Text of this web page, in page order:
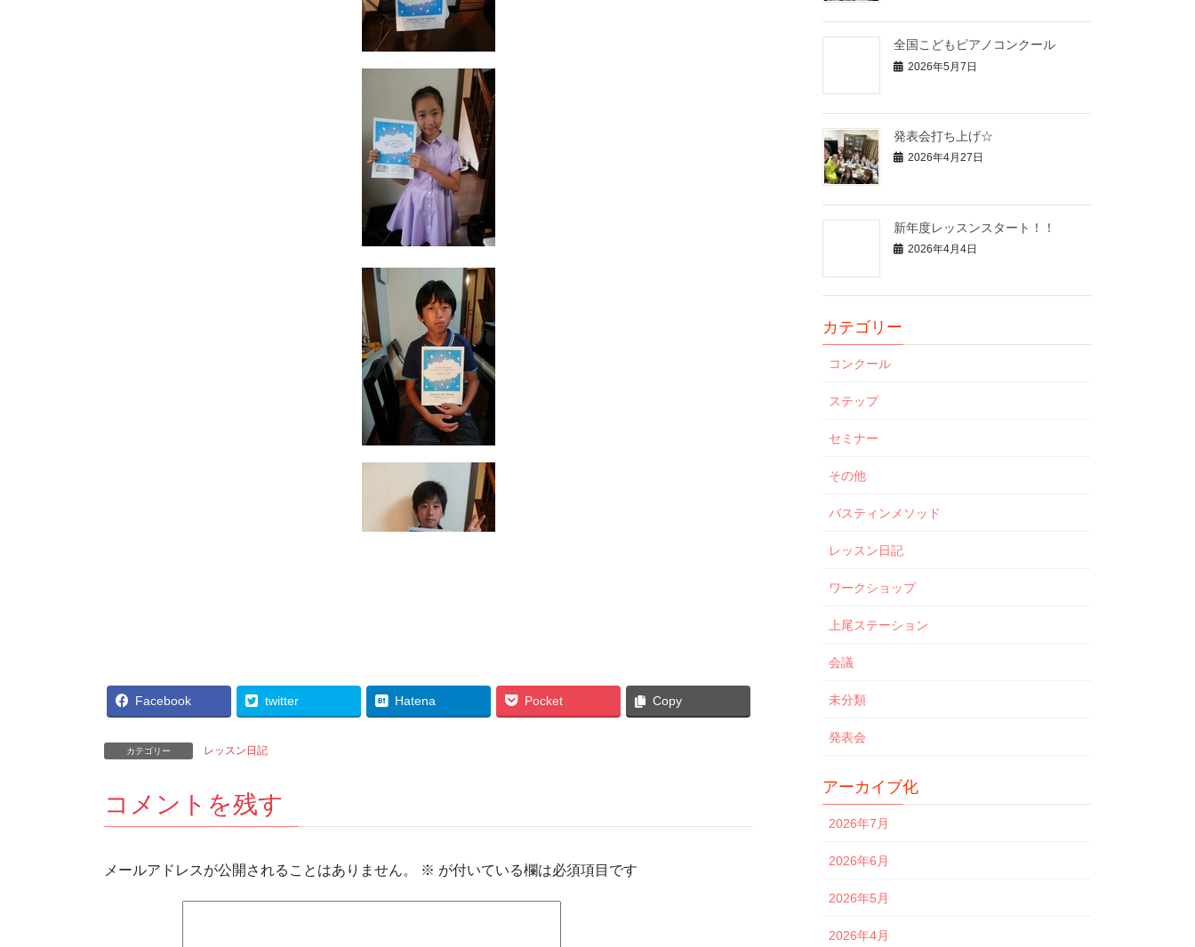
Facebook twitter Hatena Pocket Copy
カテゴリー レッスン日記
コメントを残す
メールアドレスが公開されることはありません。 ※ が付いている欄は必須項目です
全国こどもピアノコンクール
2026年5月7日
発表会打ち上げ☆
2026年4月27日
新年度レッスンスタート！！
2026年4月4日
カテゴリー
コンクール
ステップ
セミナー
その他
バスティンメソッド
レッスン日記
ワークショップ
上尾ステーション
会議
未分類
発表会
アーカイブ化
2026年7月
2026年6月
2026年5月
2026年4月